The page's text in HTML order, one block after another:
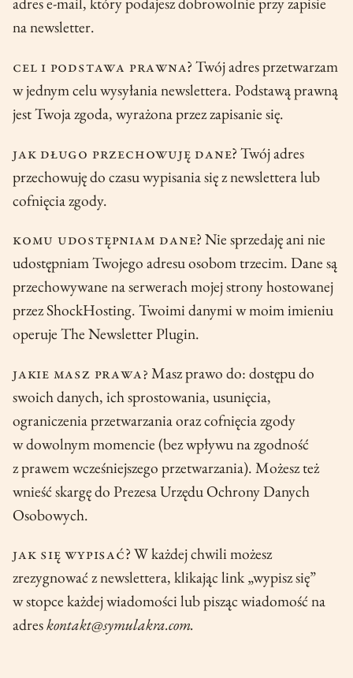
na newsletter.
Cel i podstawa prawna? Twój adres przetwarzam
w jednym celu wysyłania newslettera. Podstawą prawną
jest Twoja zgoda, wyrażona przez zapisanie się.
Jak długo przechowuję dane? Twój adres
przechowuję do czasu wypisania się z newslettera lub
cofnięcia zgody.
Komu udostępniam dane? Nie sprzedaję ani nie
udostępniam Twojego adresu osobom trzecim. Dane są
przechowywane na serwerach mojej strony hostowanej
przez ShockHosting. Twoimi danymi w moim imieniu
operuje The Newsletter Plugin.
jakie masz prawa?Masz prawo do: dostępu do
swoich danych, ich sprostowania, usunięcia,
ograniczenia przetwarzania oraz cofnięcia zgody
w dowolnym momencie (bez wpływu na zgodność
z prawem wcześniejszego przetwarzania). Możesz też
wnieść skargę do Prezesa Urzędu Ochrony Danych
Osobowych.
Jak się wypisać? W każdej chwili możesz
zrezygnować z newslettera, klikając link „wypisz się”
w stopce każdej wiadomości lub pisząc wiadomość na
adreskontakt@symulakra.com.